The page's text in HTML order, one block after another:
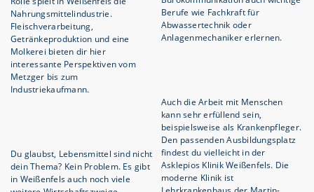
Nahrungsmittelindustrie.
Fleischverarbeitung,
Getränkeproduktion und eine
Molkerei bieten dir hier
interessante Perspektiven vom
Metzger bis zum
Industriekaufmann.
Du glaubst, Lebensmittel sind nicht
dein Thema? Kein Problem. Es gibt
in Weißenfels auch noch viele
Berufe wie Fachkraft für
Abwassertechnik oder
Anlagenmechaniker erlernen.
Auch die Arbeit mit Menschen
kann sehr erfüllend sein,
beispielsweise als Krankenpfleger.
Den passenden Ausbildungsplatz
findest du vielleicht in der
Asklepios Klinik Weißenfels. Die
moderne Klinik ist